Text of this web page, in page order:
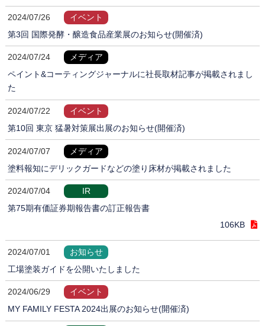
2024/07/26
イベント
第3回 国際発酵・醸造食品産業展のお知らせ(開催済)
2024/07/24
メディア
ペイント&コーティングジャーナルに社長取材記事が掲載されまし
た
2024/07/22
イベント
第10回 東京 猛暑対策展出展のお知らせ(開催済)
2024/07/07
メディア
塗料報知にデリックガードなどの塗り床材が掲載されました
2024/07/04
IR
第75期有価証券期報告書の訂正報告書
106KB
2024/07/01
お知らせ
工場塗装ガイドを公開いたしました
2024/06/29
イベント
MY FAMILY FESTA 2024出展のお知らせ(開催済)